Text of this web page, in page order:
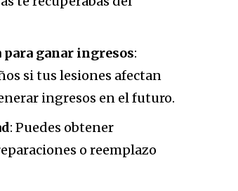
para ganar ingresos:
si tus lesiones afectan
ingresos en el futuro.
: Puedes obtener
o reemplazo